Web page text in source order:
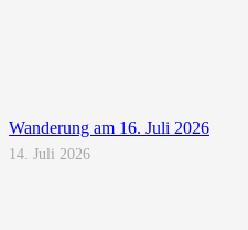
Wanderung am 16. Juli 2026
14. Juli 2026